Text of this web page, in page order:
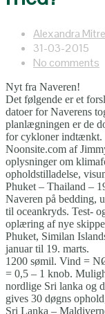
Alexandra
31-03-2015
No comments
Nyt fra Naveren!
Det følgende er et
datoer for Naverens
planlægningen er de
for cykloner indtænkt.
Noonsite.com af
oplysninger om
opholdstilladelse,
Phuket – Thailand –
Naveren på bedding,
til oceankryds. Test-
oplæring af nye
Phuket, Similan
januar til 19. marts.
1200 sømil. Vind =
= 0,5 – 1 knob.
nordlige Sri lanka og
gives 30 døgns
Sri Lanka –